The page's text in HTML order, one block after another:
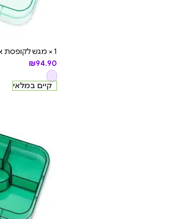
1 × מגש לקופסת אוכל יאמבוקס מחולקת טאפאס - 5 תאים, Aqua Clear
₪94.90
קיים במלאי